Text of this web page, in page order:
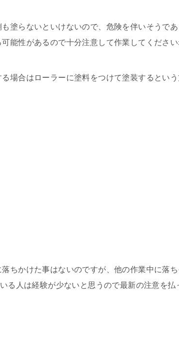
塗らないといけないので、危険を伴いそうで
能性があるので十分注意して作業してください
場合はローラーに塗料をつけて塗装するという
ちかけた事はないのですが、他の作業中に落
る人は経験が少ないと思うので最新の注意を払